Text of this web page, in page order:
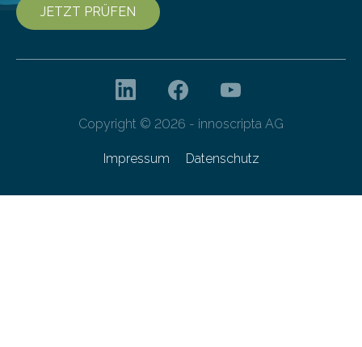
JETZT PRÜFEN
Copyright © 2026 - innoscripta AG
Impressum Datenschutz